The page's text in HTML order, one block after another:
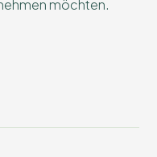
möchten.